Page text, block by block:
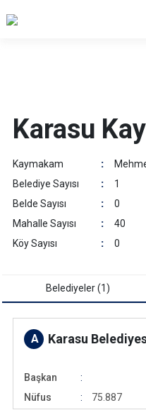
Ferizli
Hendek
Karapürçek
Karasu
Kaynarca
Karasu
Kaymakam :
Belediye Sayısı
:
1
Belde Sayısı
:
0
Mahalle Sayısı
:
40
Köy Sayısı
: 0
Belediyeler (1)
A Karasu
Başkan
Nüfus
75.887